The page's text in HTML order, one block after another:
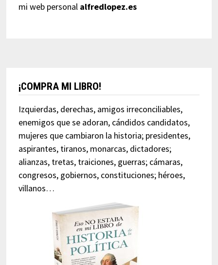
mi web personal alfredlopez.es
¡COMPRA MI LIBRO!
Izquierdas, derechas, amigos irreconciliables,
enemigos que se adoran, cándidos candidatos,
mujeres que cambiaron la historia; presidentes,
aspirantes, tiranos, monarcas, dictadores;
alianzas, tretas, traiciones, guerras; cámaras,
congresos, gobiernos, constituciones; héroes,
villanos…